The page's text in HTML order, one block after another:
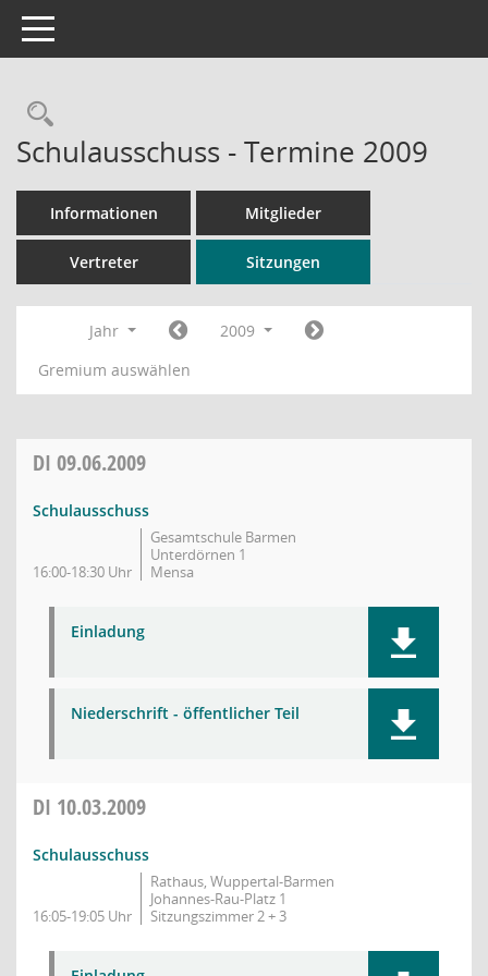
Toggle navigation
Rechercheauswahl
Schulausschuss - Termine 2009
Informationen Mitglieder
Vertreter Sitzungen
Jahr
2009
Gremium auswählen
DI 09.06.2009
Schulausschuss
16:00-18:30 Uhr
Gesamtschule Barmen
Unterdörnen 1
Mensa
Einladung
Niederschrift - öffentlicher Teil
DI 10.03.2009
Schulausschuss
16:05-19:05 Uhr
Rathaus, Wuppertal-Barmen
Johannes-Rau-Platz 1
Sitzungszimmer 2 + 3